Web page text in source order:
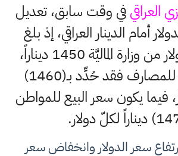
العراقيفي وقت سابق، تعديل
أمام الدينار العراقي، إذ بلغ
سعر شراء الدولار من وزارة الماليَّة 1450 ديناراً،
أما سعر بيعه للمصارف فقد حُدِّد بـ(1460)
فيما يكون سعر البيع للمواطن
سعر الدولار وانخفاض سعر